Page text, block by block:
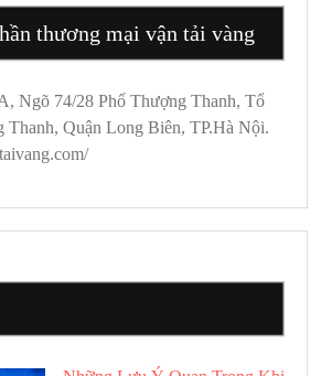
thương mại vận tải vàng
Ngõ 74/28 Phố Thượng Thanh, Tổ
Thanh, Quận Long Biên, TP.Hà Nội.